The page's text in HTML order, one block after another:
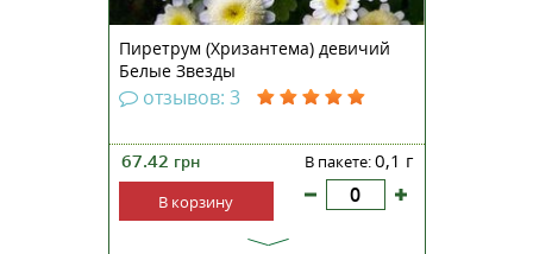
Пиретрум (Хризантема) девичий
Белые Звезды
отзывов: 3
67.42 грн В пакете:0,1 г
В корзину